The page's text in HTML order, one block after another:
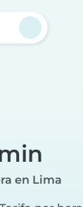
en Lima